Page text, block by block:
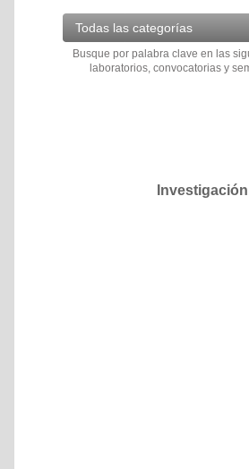
Todas las categorías
Busque por palabra clave en las
laboratorios, convocatorias y